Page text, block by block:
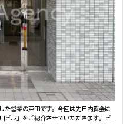
た営業の戸田です。今回は先日内覧会に
ビル」をご紹介させていただきます。ビ